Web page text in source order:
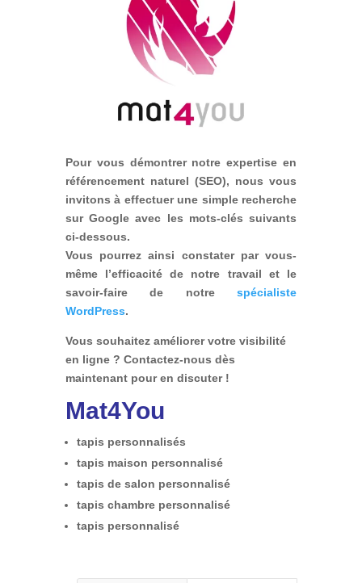
Pour vous démontrer notre expertise en
référencement naturel (SEO), nous vous
invitons à effectuer une simple recherche
sur Google avec les mots-clés suivants
ci-dessous.
Vous pourrez ainsi constater par vous-
même l’efficacité de notre travail et le
savoir-faire de notrespécialiste
WordPress.
Vous souhaitez améliorer votre visibilité
en ligne ? Contactez-nous dès
maintenant pour en discuter !
Mat4You
tapis personnalisés
tapis maison personnalisé
tapis de salon personnalisé
tapis chambre personnalisé
tapis personnalisé